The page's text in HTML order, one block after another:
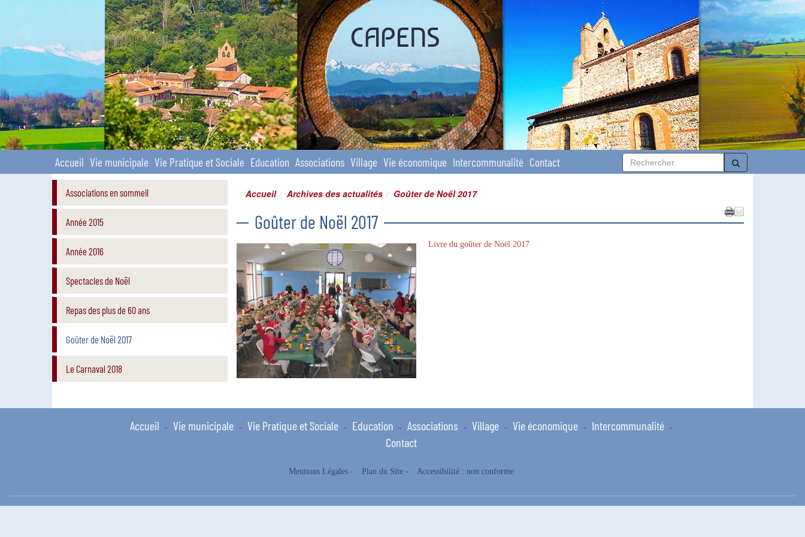
CAPENS
Site officiel
Accueil Vie municipale Vie Pratique et Sociale Education Associations Village Vie économique Intercommunalité Contact
Accueil Archives des actualités Goûter de Noël 2017
Goûter de Noël 2017
Livre du goûter de Noël 2017
Associations en sommeil
Année 2015
Année 2016
Spectacles de Noël
Repas des plus de 60 ans
Goûter de Noël 2017
Le Carnaval 2018
Accueil - Vie municipale - Vie Pratique et Sociale - Education - Associations - Village - Vie économique - Intercommunalité -
Contact
Mentions Légales- Plan du Site- Accessibilité : non conforme